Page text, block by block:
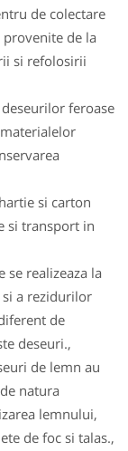
de colectare
provenite de la
si refolosirii
feroase
si carton
si transport in
se realizeaza la
a rezidurilor
de
deseuri.,
de lemn au
natura
lemnului,
de foc si talas.,